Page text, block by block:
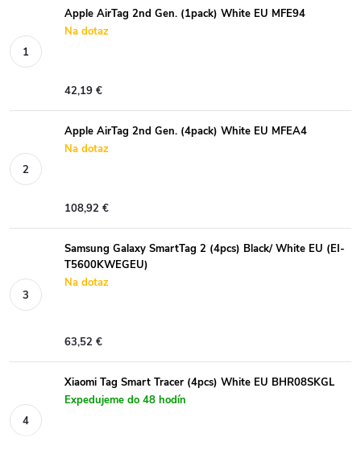
Apple AirTag 2nd Gen. (1pack) White EU MFE94
Na dotaz
42,19 €
Apple AirTag 2nd Gen. (4pack) White EU MFEA4
Na dotaz
108,92 €
Samsung Galaxy SmartTag 2 (4pcs) Black/ White EU (EI-
T5600KWEGEU)
Na dotaz
63,52 €
Xiaomi Tag Smart Tracer (4pcs) White EU BHR08SKGL
Expedujeme do 48 hodín